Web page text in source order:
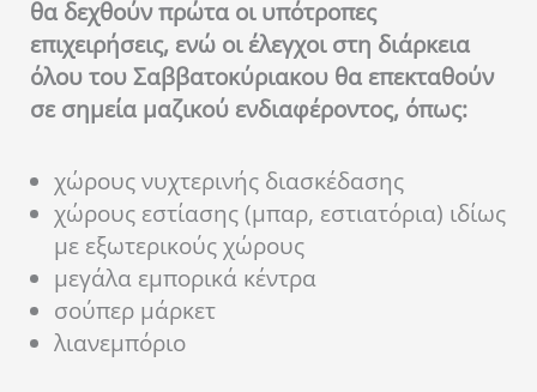
θα δεχθούν πρώτα οι υπότροπες
επιχειρήσεις, ενώ οι έλεγχοι στη διάρκεια
όλου του Σαββατοκύριακου θα επεκταθούν
σε σημεία μαζικού ενδιαφέροντος, όπως:
χώρους νυχτερινής διασκέδασης
χώρους εστίασης (μπαρ, εστιατόρια) ιδίως
με εξωτερικούς χώρους
μεγάλα εμπορικά κέντρα
σούπερ μάρκετ
λιανεμπόριο